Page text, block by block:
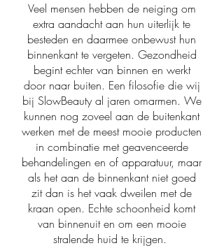
Veel mensen hebben de neiging om
extra aandacht aan hun uiterlijk te
besteden en daarmee onbewust hun
binnenkant te vergeten. Gezondheid
begint echter van binnen en werkt
door naar buiten. Een filosofie die wij
bij SlowBeauty al jaren omarmen. We
kunnen nog zoveel aan de buitenkant
werken met de meest mooie producten
in combinatie met geavenceerde
behandelingen en of apparatuur, maar
als het aan de binnenkant niet goed
zit dan is het vaak dweilen met de
kraan open. Echte schoonheid komt
van binnenuit en om een mooie
stralende huid te krijgen.